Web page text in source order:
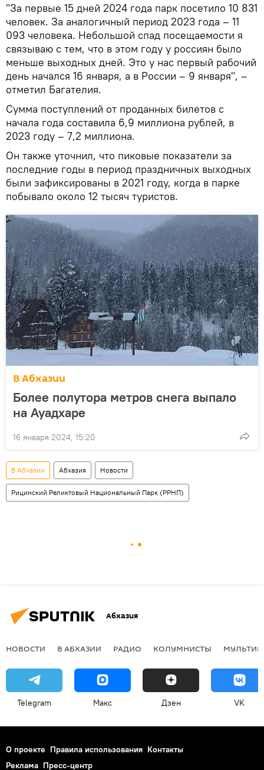
"За первые 15 дней 2024 года парк посетило 10 831
человек. За аналогичный период 2023 года – 11
093 человека. Небольшой спад посещаемости я
связываю с тем, что в этом году у россиян было
меньше выходных дней. Это у нас первый рабочий
день начался 16 января, а в России – 9 января", –
отметил Багателия.
Сумма поступлений от проданных билетов с
начала года составила 6,9 миллиона рублей, в
2023 году – 7,2 миллиона.
Он также уточнил, что пиковые показатели за
последние годы в период праздничных выходных
были зафиксированы в 2021 году, когда в парке
побывало около 12 тысяч туристов.
В Абхазии
Более полутора метров снега выпало
на Ауадхаре
16 января 2024, 15:20
В Абхазии Абхазия Новости
Рицинский Реликтовый Национальный Парк (РРНП)
Абхазия
НОВОСТИ В АБХАЗИИ РАДИО КОЛУМНИСТЫ
Telegram Макс Дзен VK
О проекте Правила использования Контакты
Реклама Пресс-центр